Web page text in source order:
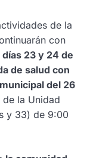
de la
con
días 23 y 24 de
de salud con
del 26
de la Unidad
y 33) de 9:00